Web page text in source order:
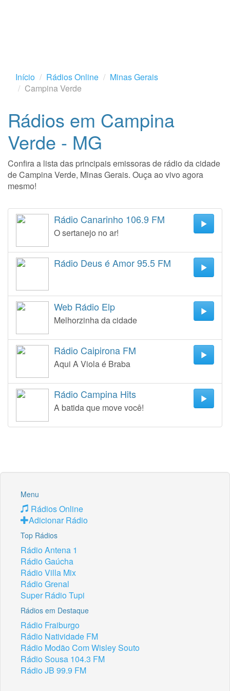
Início Rádios Online
Minas Gerais
Campina Verde
Rádios em Campina
Verde - MG
Confira a lista das principais emissoras de rádio da cidade
de Campina Verde, Minas Gerais. Ouça ao vivo agora
mesmo!
Rádio Canarinho 106.9 FM
O sertanejo no ar!
Rádio Deus é Amor 95.5 FM
Web Rádio Elp
Melhorzinha da cidade
Rádio Caipirona FM
Aqui A Viola é Braba
Rádio Campina Hits
A batida que move você!
Menu
Rádios Online
Adicionar Rádio
Top Rádios
Rádio Antena 1
Rádio Gaúcha
Rádio Villa Mix
Rádio Grenal
Super Rádio Tupi
Rádios em Destaque
Rádio Fraiburgo
Rádio Natividade FM
Rádio Modão Com Wisley Souto
Rádio Sousa 104.3 FM
Rádio JB 99.9 FM